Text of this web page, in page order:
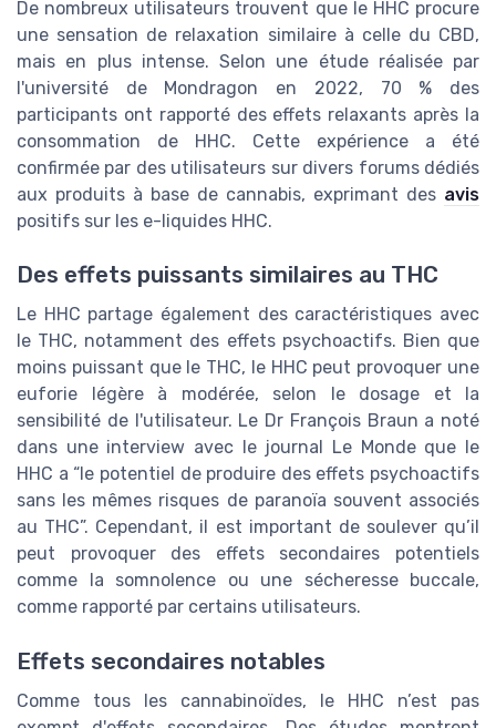
De nombreux utilisateurs trouvent que le HHC procure
une sensation de relaxation similaire à celle du CBD,
mais en plus intense. Selon une étude réalisée par
l'université de Mondragon en 2022, 70 % des
participants ont rapporté des effets relaxants après la
consommation de HHC. Cette expérience a été
confirmée par des utilisateurs sur divers forums dédiés
aux produits à base de cannabis, exprimant des avis
positifs sur les e-liquides HHC.
Des effets puissants similaires au THC
Le HHC partage également des caractéristiques avec
le THC, notamment des effets psychoactifs. Bien que
moins puissant que le THC, le HHC peut provoquer une
euforie légère à modérée, selon le dosage et la
sensibilité de l'utilisateur. Le Dr François Braun a noté
dans une interview avec le journal Le Monde que le
HHC a “le potentiel de produire des effets psychoactifs
sans les mêmes risques de paranoïa souvent associés
au THC”. Cependant, il est important de soulever qu’il
peut provoquer des effets secondaires potentiels
comme la somnolence ou une sécheresse buccale,
comme rapporté par certains utilisateurs.
Effets secondaires notables
Comme tous les cannabinoïdes, le HHC n’est pas